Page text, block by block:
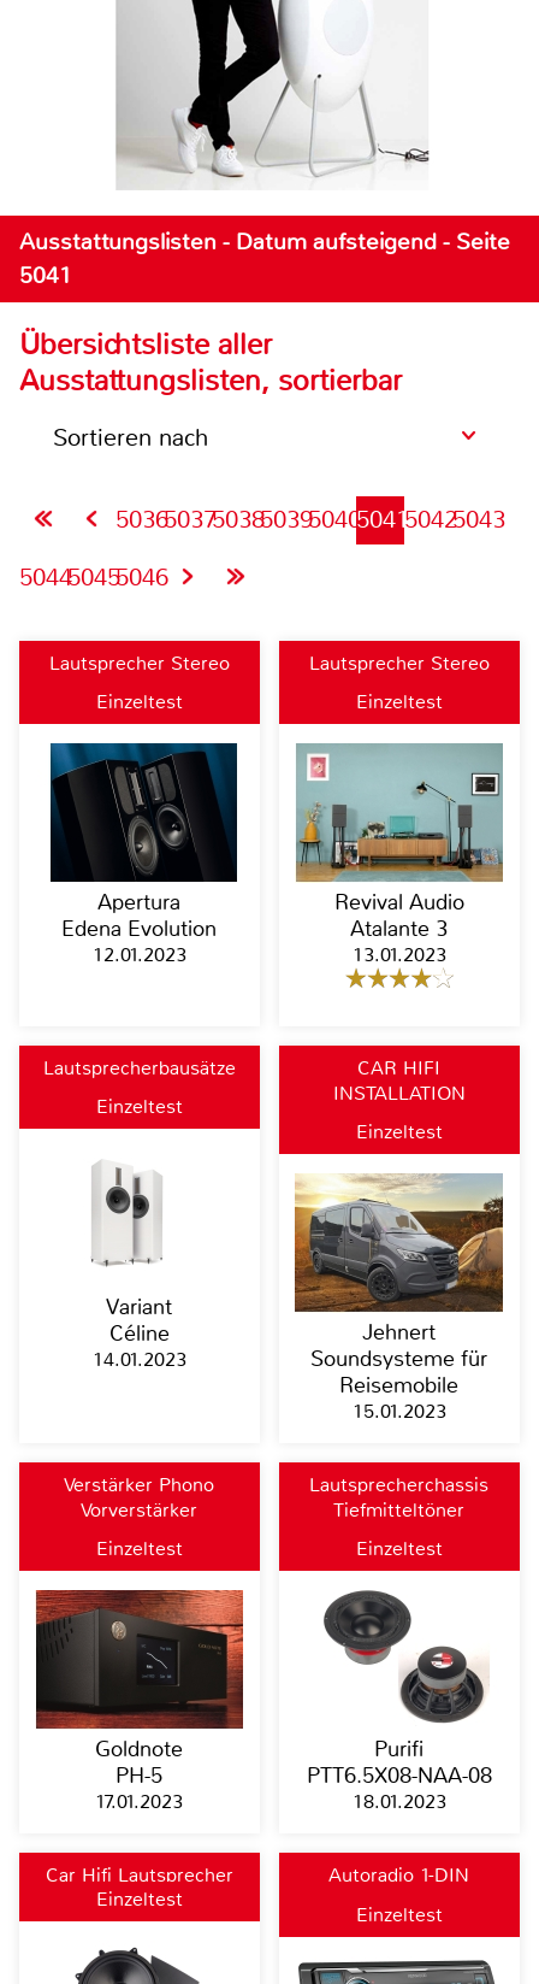
Ausstattungslisten - Datum aufsteigend - Seite
5041
Übersichtsliste aller
Ausstattungslisten, sortierbar
Sortieren nach
50365037503850395040504150425043
504450455046
Lautsprecher Stereo
Einzeltest
Apertura
Edena Evolution
12.01.2023
Lautsprecher Stereo
Einzeltest
Revival Audio
Atalante 3
13.01.2023
Lautsprecherbausätze
Einzeltest
Variant
Céline
14.01.2023
CAR HIFI
INSTALLATION
Einzeltest
Jehnert
Soundsysteme für
Reisemobile
15.01.2023
Verstärker Phono
Vorverstärker
Einzeltest
Goldnote
PH-5
17.01.2023
Lautsprecherchassis
Tiefmitteltöner
Einzeltest
Purifi
PTT6.5X08-NAA-08
18.01.2023
Car Hifi Lautsprecher
fahrzeugspezifisch
Einzeltest
Autoradio 1-DIN
Einzeltest